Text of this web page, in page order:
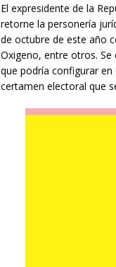
El expresidente de la
retorne la personería
de octubre de este año
Oxigeno, entre otros.
que podría configurar
certamen electoral que